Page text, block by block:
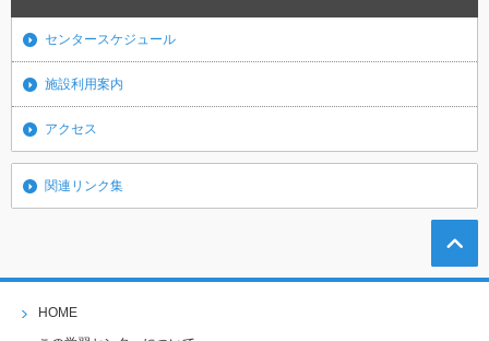
センタースケジュール
施設利用案内
アクセス
関連リンク集
HOME